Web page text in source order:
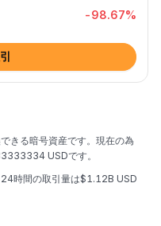
-98.67%
きる暗号資産です。現在の為
USDです。
時間の取引量は$1.12B USD